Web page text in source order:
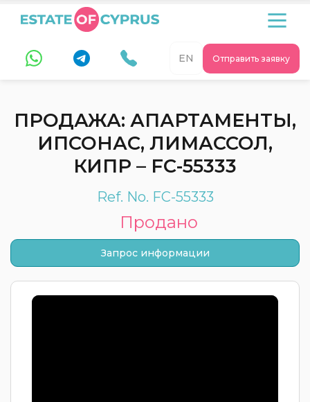
Отправить заявку
EN
ПРОДАЖА: АПАРТАМЕНТЫ,
ИПСОНАС, ЛИМАССОЛ,
КИПР – FC-55333
Ref. No. FC-55333
Продано
Запрос информации